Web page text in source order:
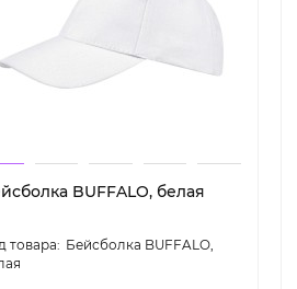
BUFFALO, белая
Бейсболка BUFFALO,